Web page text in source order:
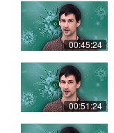
00:45:24
00:51:24